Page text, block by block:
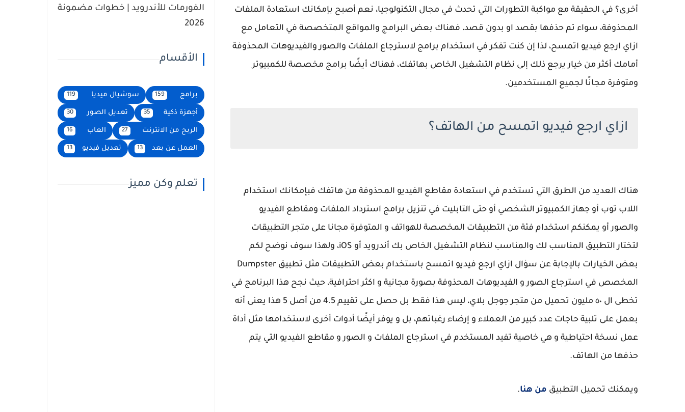
أخرى؟ في الحقيقة مع مواكبة التطورات التي تحدث في مجال التكنولوجيا، نعم أصبح بإمكانك استعادة الملفات
المحذوفة، سواء تم حذفها بقصد او بدون قصد، فهناك بعض البرامج والمواقع المتخصصة في التعامل مع
ازاي ارجع فيديو اتمسح، لذا إن كنت تفكر في استخدام برامج لاسترجاع الملفات والصور والفيديوهات المحذوفة
أمامك أكثر من خيار يرجع ذلك إلى نظام التشغيل الخاص بهاتفك، فهناك أيضًا برامج مخصصة للكمبيوتر
ومتوفرة مجانًا لجميع المستخدمين.
ازاي ارجع فيديو اتمسح من الهاتف؟
هناك العديد من الطرق التي تستخدم في استعادة مقاطع الفيديو المحذوفة من هاتفك فبإمكانك استخدام
اللاب توب أو جهاز الكمبيوتر الشخصي أو حتى التابليت في تنزيل برامج استرداد الملفات ومقاطع الفيديو
والصور أو يمكنكم استخدام فئة من التطبيقات المخصصة للهواتف و المتوفرة مجانا على متجر التطبيقات
لتختار التطبيق المناسب لك والمناسب لنظام التشغيل الخاص بك أندرويد أو iOS، ولهذا سوف نوضح لكم
بعض الخيارات بالإجابة عن سؤال ازاي ارجع فيديو اتمسح باستخدام بعض التطبيقات مثل تطبيق Dumpster
المخصص في استرجاع الصور و الفيديوهات المحذوفة بصورة مجانية و اكثر احترافية، حيث نجح هذا البرنامج في
تخطى ال ٥٠ مليون تحميل من متجر جوجل بلاي، ليس هذا فقط بل حصل على تقييم 4.5 من أصل 5 هذا يعنى أنه
بعمل على تلبية حاجات عدد كبير من العملاء و إرضاء رغباتهم، بل و يوفر أيضًا أدوات أخرى لاستخدامها مثل أداة
عمل نسخة احتياطية و هي خاصية تفيد المستخدم في استرجاع الملفات و الصور و مقاطع الفيديو التي يتم
حذفها من الهاتف.
ويمكنك تحميل التطبيق من هنا.
الفورمات للأندرويد | خطوات مضمونة
2026
الأقسام
برامج 159 سوشيال ميديا 119
أجهزة ذكية 35 تعديل الصور 30
الربح من الانترنت 27 العاب 16
العمل عن بعد 13 تعديل فيديو 13
تعلم وكن مميز